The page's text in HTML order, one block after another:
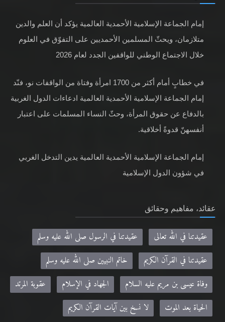
إمام الجماعة الإسلامية الأحمدية العالمية يؤكد أن العلم والدين
متلازمان، ويحثّ المسلمين الأحمديين على التفوّق في العلوم
خلال الاجتماع الوطني للواقفين الجدد لعام 2026
في خطابٍ أمام أكثر من 1700 امرأة وفتاة من الواقفات نو، فنّد
إمام الجماعة الإسلامية الأحمدية العالمية ادعاءات الدول الغربية
بالدفاع عن حقوق المرأة، وحثّ النساء المسلمات على اعتبار
أنفسهنّ قدوةً أخلاقية.
إمام الجماعة الإسلامية الأحمدية العالمية يدين التدخل الغربي
في شؤون الدول الإسلامية
عقائد، مفاهيم وحقائق
عقيدتنا في الله تعالى
عقيدتنا في الرسول صلى الله عليه وسلم
عقيدتنا في القرآن الكريم
خاتم النبيين صلى الله عليه وسلم
وفاة عيسى بن مريم عليه السلام
الجهاد في الإسلام
عقوبة المرتد
الحياة بعد الموت
لا نسخ بين آيات القرآن الكريم